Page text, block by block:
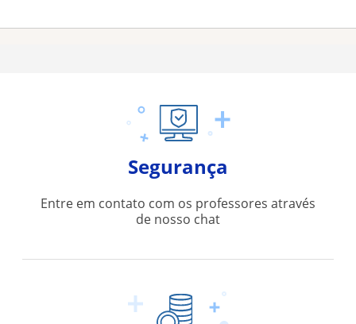
Segurança
Entre em contato com os professores através
de nosso chat